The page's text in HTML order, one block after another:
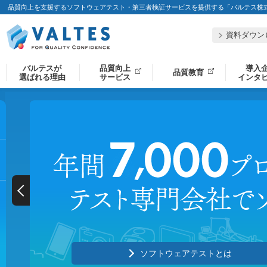
品質向上を支援するソフトウェアテスト・第三者検証サービスを提供する「バルテス株
資料ダウン
バルテスが
選ばれる理由
品質向上
サービス
品質教育
導入
インタ
ソフトウェアテストとは